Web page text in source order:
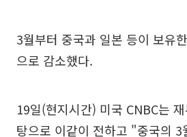
3월부터 중국과 일본 등이 보유
으로 감소했다.
19일(현지시간) 미국 CNBC는
탕으로 이같이 전하고 "중국의 3